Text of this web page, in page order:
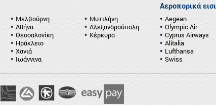
Μελβούρνη
Αθήνα
Θεσσαλονίκη
Ηράκλειο
Χανιά
Ιωάννινα
Μυτιλήνη
Αλεξανδρούπολη
Κέρκυρα
Αεροπορικά
Aegean
Olympic Air
Cyprus Airways
Alitalia
Lufthansa
Swiss